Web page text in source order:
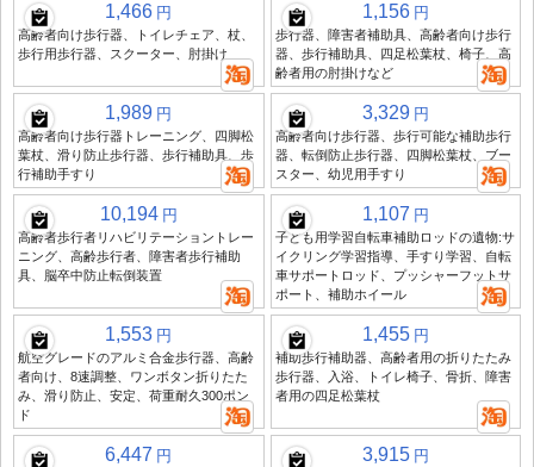
1,466 円
高齢者向け歩行器、トイレチェア、杖、
歩行用歩行器、スクーター、肘掛け
1,156 円
歩行器、障害者補助具、高齢者向け歩行
器、歩行補助具、四足松葉杖、椅子、高
齢者用の肘掛けなど
1,989 円
高齢者向け歩行器トレーニング、四脚松
葉杖、滑り防止歩行器、歩行補助具、歩
行補助手すり
3,329 円
高齢者向け歩行器、歩行可能な補助歩行
器、転倒防止歩行器、四脚松葉杖、ブー
スター、幼児用手すり
10,194 円
高齢者歩行者リハビリテーショントレー
ニング、高齢歩行者、障害者歩行補助
具、脳卒中防止転倒装置
1,107 円
子ども用学習自転車補助ロッドの遺物:サ
イクリング学習指導、手すり学習、自転
車サポートロッド、プッシャーフットサ
ポート、補助ホイール
1,553 円
航空グレードのアルミ合金歩行器、高齢
者向け、8速調整、ワンボタン折りたた
み、滑り防止、安定、荷重耐久300ポン
ド
1,455 円
補助歩行補助器、高齢者用の折りたたみ
歩行器、入浴、トイレ椅子、骨折、障害
者用の四足松葉杖
6,447 円 3,915 円